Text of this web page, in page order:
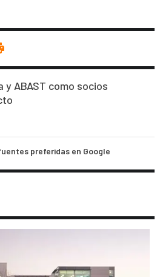
y ABAST como socios
preferidas en Google